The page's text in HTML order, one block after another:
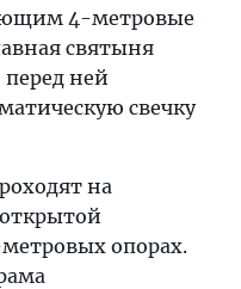
4-метровые
святыня
ней
свечку
на
опорах.